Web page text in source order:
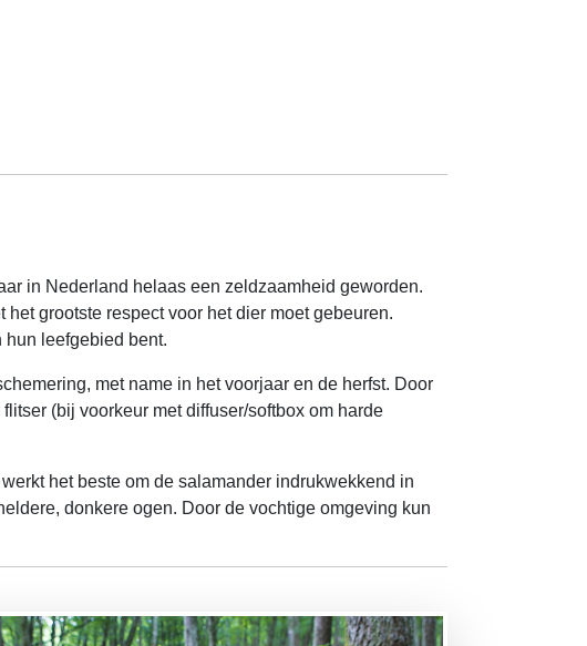
in Nederland helaas een zeldzaamheid geworden.
grootste respect voor het dier moet gebeuren.
leefgebied bent.
met name in het voorjaar en de herfst. Door
(bij voorkeur met diffuser/softbox om harde
het beste om de salamander indrukwekkend in
donkere ogen. Door de vochtige omgeving kun